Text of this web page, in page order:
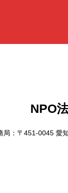
NPO
局：〒451-0045 愛